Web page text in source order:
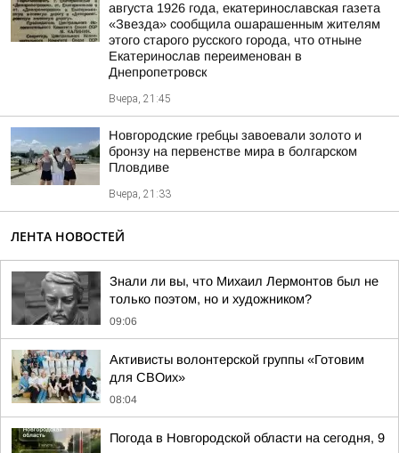
августа 1926 года, екатеринославская газета
«Звезда» сообщила ошарашенным жителям
этого старого русского города, что отныне
Екатеринослав переименован в
Днепропетровск
Вчера, 21:45
Новгородские гребцы завоевали золото и
бронзу на первенстве мира в болгарском
Пловдиве
Вчера, 21:33
ЛЕНТА НОВОСТЕЙ
Знали ли вы, что Михаил Лермонтов был не
только поэтом, но и художником?
09:06
Активисты волонтерской группы «Готовим
для СВОих»
08:04
Погода в Новгородской области на сегодня, 9